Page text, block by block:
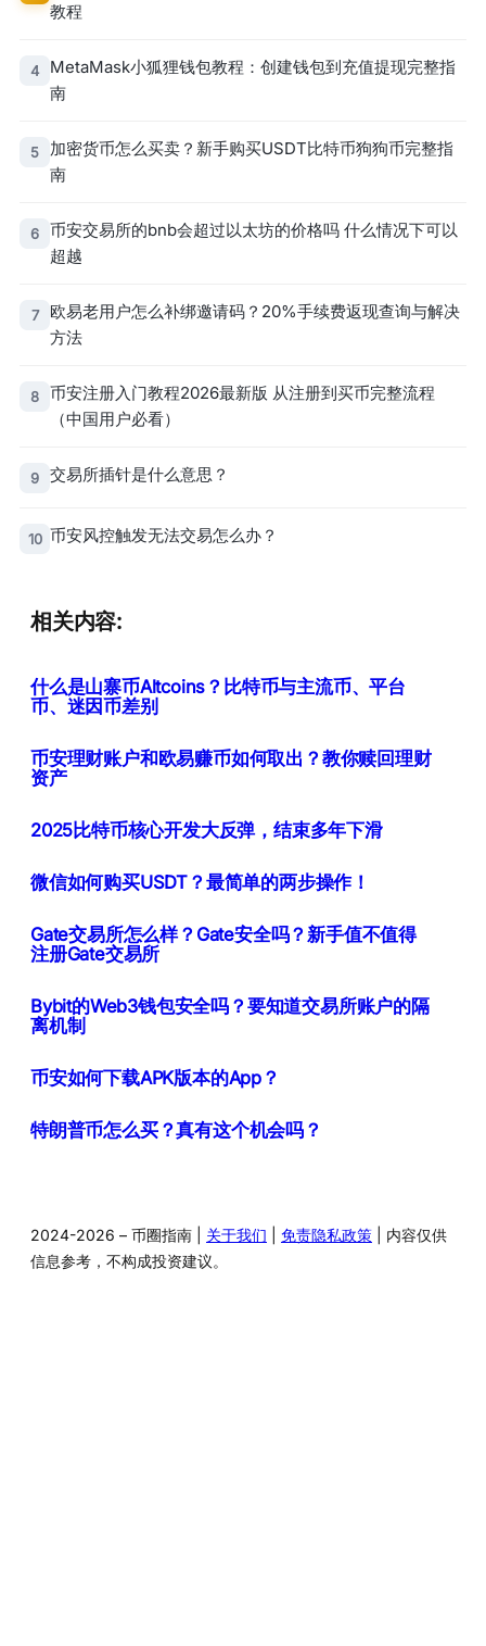
教程
4
MetaMask小狐狸钱包教程：创建钱包到充值提现完整指
南
5
加密货币怎么买卖？新手购买USDT比特币狗狗币完整指
南
6
币安交易所的bnb会超过以太坊的价格吗 什么情况下可以
超越
7
欧易老用户怎么补绑邀请码？20%手续费返现查询与解决
方法
8
币安注册入门教程2026最新版 从注册到买币完整流程
（中国用户必看）
9 交易所插针是什么意思？
10 币安风控触发无法交易怎么办？
相关内容:
什么是山寨币Altcoins？比特币与主流币、平台
币、迷因币差别
币安理财账户和欧易赚币如何取出？教你赎回理财
资产
2025比特币核心开发大反弹，结束多年下滑
微信如何购买USDT？最简单的两步操作！
Gate交易所怎么样？Gate安全吗？新手值不值得
注册Gate交易所
Bybit的Web3钱包安全吗？要知道交易所账户的隔
离机制
币安如何下载APK版本的App？
特朗普币怎么买？真有这个机会吗？
2024-2026 – 币圈指南 | 关于我们 免责隐私政策 | 内容仅供
信息参考，不构成投资建议。